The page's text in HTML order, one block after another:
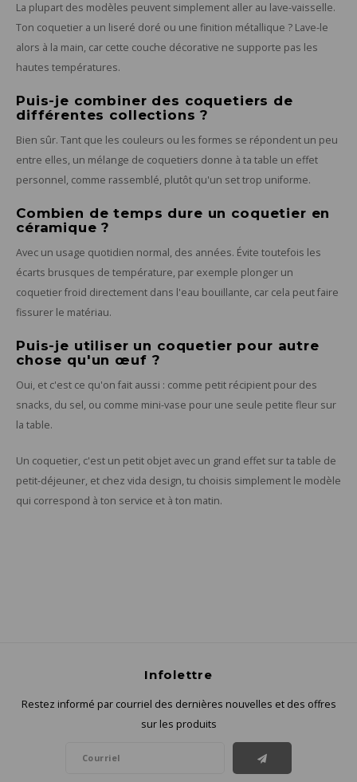
La plupart des modèles peuvent simplement aller au lave-vaisselle.
Ton coquetier a un liseré doré ou une finition métallique ? Lave-le
alors à la main, car cette couche décorative ne supporte pas les
hautes températures.
Puis-je combiner des coquetiers de
différentes collections ?
Bien sûr. Tant que les couleurs ou les formes se répondent un peu
entre elles, un mélange de coquetiers donne à ta table un effet
personnel, comme rassemblé, plutôt qu'un set trop uniforme.
Combien de temps dure un coquetier en
céramique ?
Avec un usage quotidien normal, des années. Évite toutefois les
écarts brusques de température, par exemple plonger un
coquetier froid directement dans l'eau bouillante, car cela peut faire
fissurer le matériau.
Puis-je utiliser un coquetier pour autre
chose qu'un œuf ?
Oui, et c'est ce qu'on fait aussi : comme petit récipient pour des
snacks, du sel, ou comme mini-vase pour une seule petite fleur sur
la table.
Un coquetier, c'est un petit objet avec un grand effet sur ta table de
petit-déjeuner, et chez vida design, tu choisis simplement le modèle
qui correspond à ton service et à ton matin.
Infolettre
Restez informé par courriel des dernières nouvelles et des offres
sur les produits